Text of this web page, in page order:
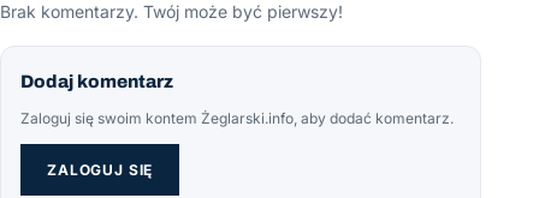
Brak komentarzy. Twój może być pierwszy!
Dodaj komentarz
Zaloguj się swoim kontem Żeglarski.info, aby dodać komentarz.
ZALOGUJ SIĘ